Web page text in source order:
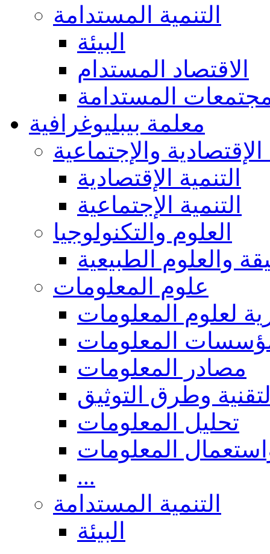
التنمية المستدامة
البيئة
الاقتصاد المستدام
المستدامة
معلمة بيبليوغرافية
الإقتصادية والإجتماعية
التنمية الإقتصادية
التنمية الإجتماعية
العلوم والتكنولوجيا
والعلوم الطبيعية
علوم المعلومات
لعلوم المعلومات
المعلومات
مصادر المعلومات
وطرق التوثيق
تحليل المعلومات
المعلومات
...
التنمية المستدامة
البيئة